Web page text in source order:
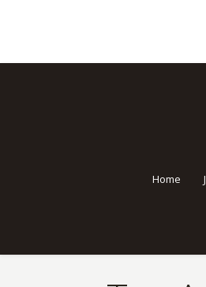
Home